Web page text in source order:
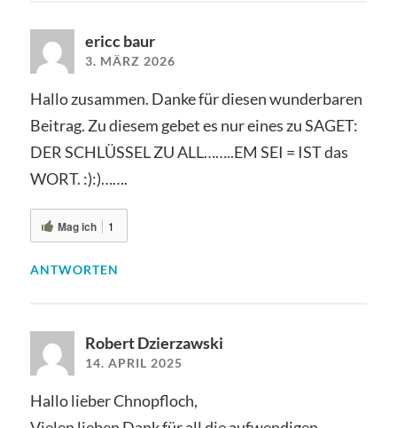
ericc baur
3. MÄRZ 2026
Hallo zusammen. Danke für diesen wunderbaren
Beitrag. Zu diesem gebet es nur eines zu SAGET:
DER SCHLÜSSEL ZU ALL……..EM SEI = IST das
WORT. :):)…….
Mag ich 1
ANTWORTEN
Robert Dzierzawski
14. APRIL 2025
Hallo lieber Chnopfloch,